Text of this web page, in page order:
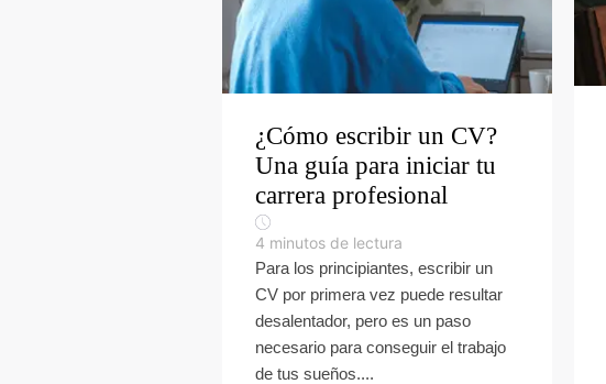
¿Cómo escribir un CV?
Una guía para iniciar tu
carrera profesional
4 minutos de lectura
Para los principiantes, escribir un
CV por primera vez puede resultar
desalentador, pero es un paso
necesario para conseguir el trabajo
de tus sueños....